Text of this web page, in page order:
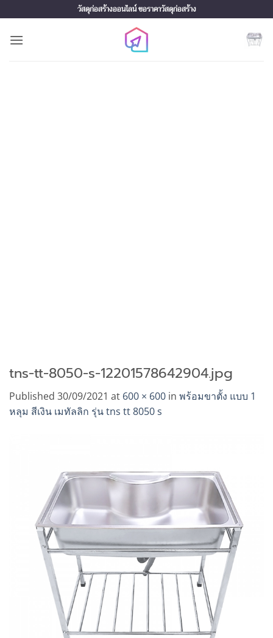
to
content
วัสดุก่อสร้างออนไลน์ ขอราคาวัสดุก่อสร้าง
tns-tt-8050-s-12201578642904.jpg
Published 30/09/2021 at 600 × 600 in พร้อมขาตั้ง แบบ 1
หลุม สีเงิน เมทัลลิก รุ่น tns tt 8050 s